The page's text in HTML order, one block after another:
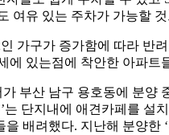
여유 있는 주차가 가능할
가구가 증가함에 따라 반
에 있는점에 착안한 아파트
부산 남구 용호동에 분양
는 단지내에 애견카페를 설
을 배려했다. 지난해 분양한